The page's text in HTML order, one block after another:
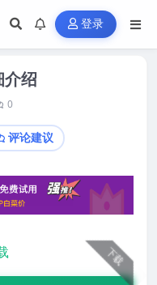
登录
绍
0
评论建议
下载